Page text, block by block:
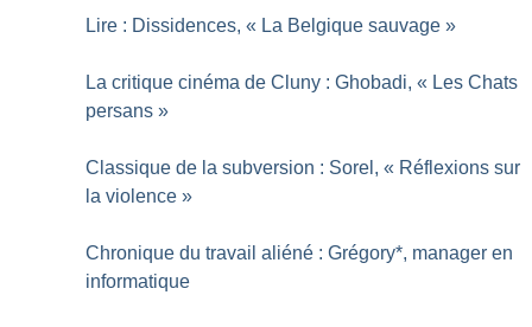
Lire : Dissidences, « La Belgique sauvage »
La critique cinéma de Cluny : Ghobadi, « Les Chats
persans »
Classique de la subversion : Sorel, « Réflexions sur
la violence »
Chronique du travail aliéné : Grégory*, manager en
informatique